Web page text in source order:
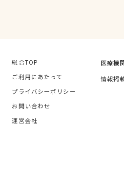
総合TOP
ご利用にあたって
プライバシーポリシー
お問い合わせ
運営会社
医療機
情報掲